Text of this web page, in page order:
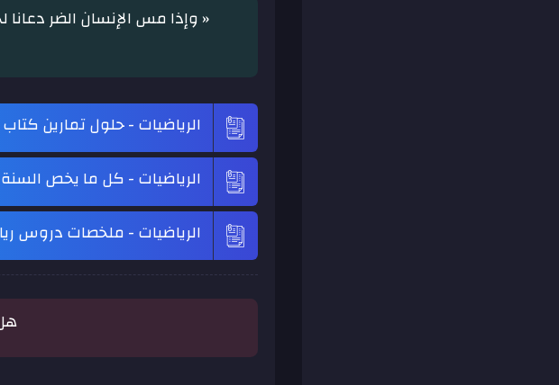
« وإذا مس الإنسان الضر
الرياضيات - حلول تمارين
الرياضيات - كل ما يخص
الرياضيات - ملخصات دروس